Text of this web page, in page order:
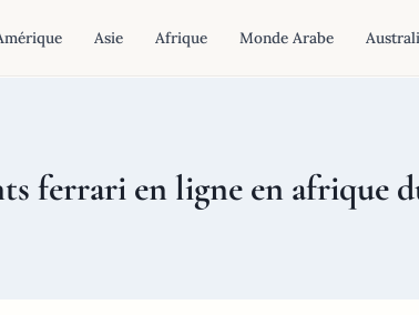
Asie Afrique Monde Arabe
ferrari en ligne en afrique